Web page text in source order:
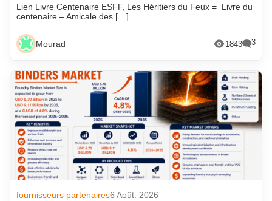
Lien Livre Centenaire ESFF, Les Héritiers du Feux = Livre du
centenaire – Amicale des […]
Mourad 1843 3
fournisseurs partenaires6 Août. 2026